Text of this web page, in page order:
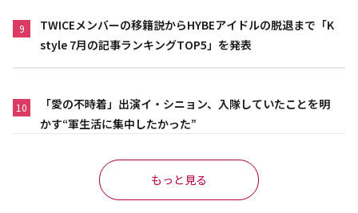
9
TWICEメンバーの移籍説からHYBEアイドルの脱退まで「K
style 7月の記事ランキングTOP5」を発表
10
「愛の不時着」出演イ・シニョン、入隊していたことを明
かす“軍生活に集中したかった”
もっと見る